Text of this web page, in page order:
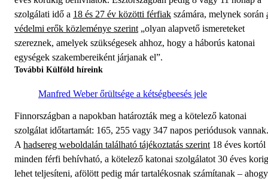
szolgálati idő a 18 és 27 év közötti férfiak számára, melynek során
védelmi erők közleménye szerint „olyan alapvető ismereteket
szereznek, amelyek szükségesek ahhoz, hogy a háborús katonai
egységek szakembereiként járjanak el”.
További Külföld híreink
Manfred Weber őrültsége a kétségbeesés jele
Finnországban a napokban határozták meg a kötelező katonai
szolgálat időtartamát: 165, 255 vagy 347 napos periódusok vannak.
A hadsereg weboldalán található tájékoztatás szerint 18 éves kortól
minden férfi behívható, a kötelező katonai szolgálatot 30 éves korig
lehet teljesíteni, afölött pedig már tartalékosnak számítanak – ahogy